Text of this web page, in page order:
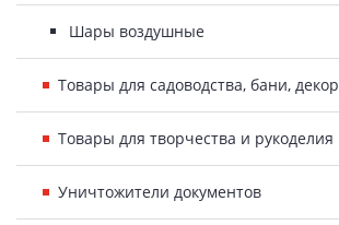
Шары воздушные
Товары для садоводства, бани, декор
Товары для творчества и рукоделия
Уничтожители документов